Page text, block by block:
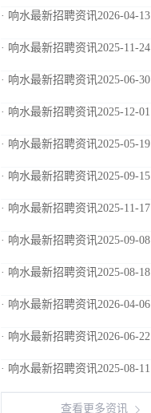
· 响水最新招聘资讯2026-04-13
· 响水最新招聘资讯2025-11-24
· 响水最新招聘资讯2025-06-30
· 响水最新招聘资讯2025-12-01
· 响水最新招聘资讯2025-05-19
· 响水最新招聘资讯2025-09-15
· 响水最新招聘资讯2025-11-17
· 响水最新招聘资讯2025-09-08
· 响水最新招聘资讯2025-08-18
· 响水最新招聘资讯2026-04-06
· 响水最新招聘资讯2026-06-22
· 响水最新招聘资讯2025-08-11
查看更多资讯